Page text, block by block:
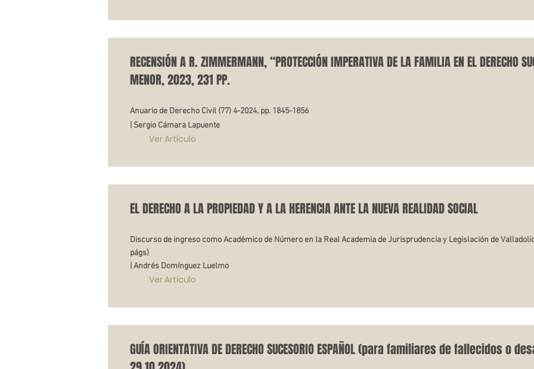
RECENSIÓN A R. ZIMMERMANN, “PROTECCIÓN IMPERATIVA DE LA FAMILIA EN EL DERECHO
MENOR, 2023, 231 PP.
Anuario de Derecho Civil (77) 4-2024, pp. 1845-1856
| Sergio Cámara Lapuente
Ver Artículo
EL DERECHO A LA PROPIEDAD Y A LA HERENCIA ANTE LA NUEVA REALIDAD SOCIAL
Discurso de ingreso como Académico de Número en la Real Academia de Jurisprudencia y Legislación de
págs)
| Andrés Domínguez Luelmo
Ver Artículo
GUÍA ORIENTATIVA DE DERECHO SUCESORIO ESPAÑOL (para familiares de fallecidos o